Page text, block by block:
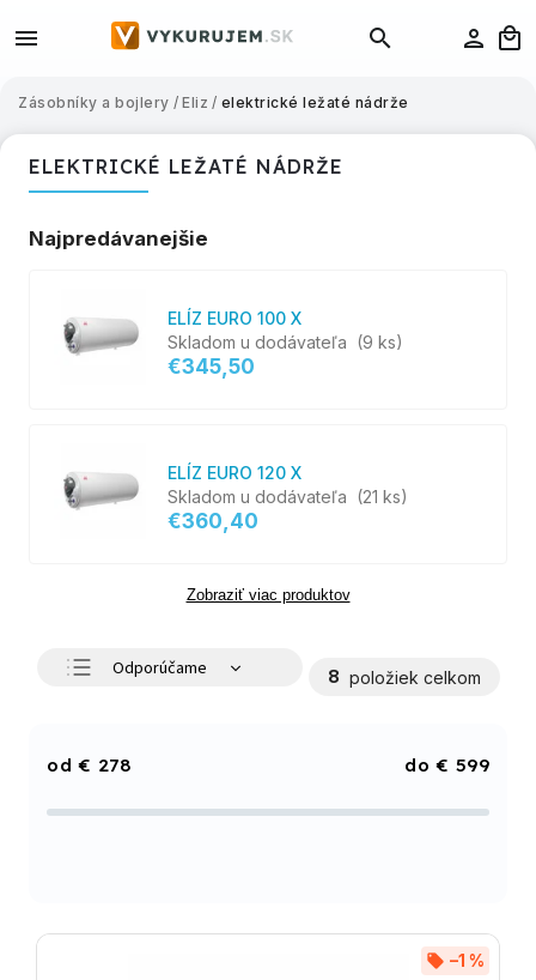
Zásobníky a bojlery / Eliz / elektrické ležaté nádrže
ELEKTRICKÉ LEŽATÉ NÁDRŽE
Najpredávanejšie
ELÍZ EURO 100 X
Skladom u dodávateľa (9 ks)
€345,50
ELÍZ EURO 120 X
Skladom u dodávateľa (21 ks)
€360,40
Zobraziť viac produktov
Odporúčame
Abecedne
8 položiek celkom
€ 278 € 599
–1 %